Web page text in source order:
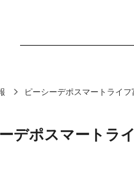
診断・修理
ピーシーデポスマートライ
デポスマートラ